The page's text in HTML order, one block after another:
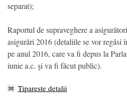
separat);
Raportul de supraveghere a
asigurări 2016 (detaliile se vor
pe anul 2016, care va fi depus la
iunie a.c. şi va fi făcut public).
Tipareste detalii